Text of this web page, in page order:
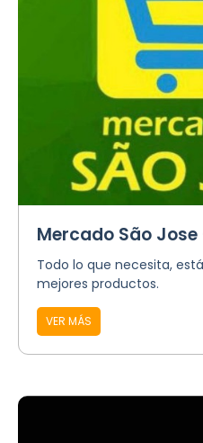
Mercado São
Todo lo que necesita,
mejores productos.
VER MÁS